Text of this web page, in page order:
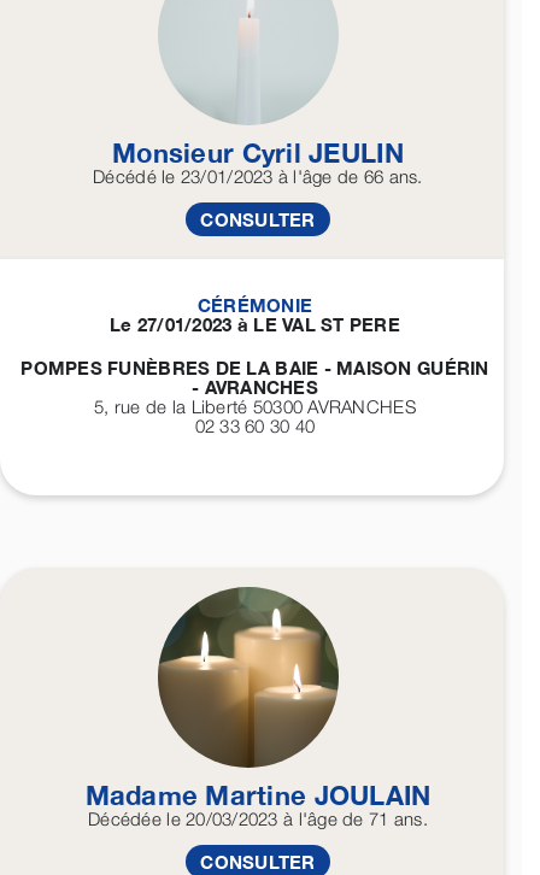
Monsieur CyrilJEULIN
Décédéle 23/01/2023 à l'âge de 66 ans.
CONSULTER
CÉRÉMONIE
Le 27/01/2023 à LE VAL ST PERE
POMPES FUNÈBRES DE LA BAIE - MAISON GUÉRIN
- AVRANCHES
5, rue de la Liberté 50300AVRANCHES
02 33 60 30 40
Madame Martine JOULAIN
Décédéele 20/03/2023 à l'âge de 71 ans.
CONSULTER